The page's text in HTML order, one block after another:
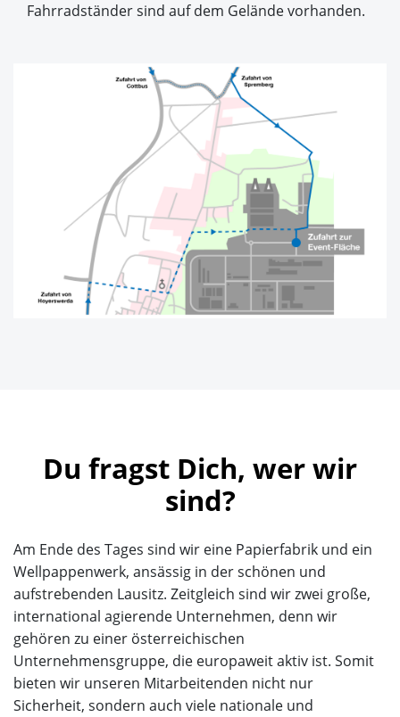
Fahrradständer sind auf dem Gelände vorhanden.
Show larger version
Du fragst Dich, wer wir
sind?
Am Ende des Tages sind wir eine Papierfabrik und ein
Wellpappenwerk, ansässig in der schönen und
aufstrebenden Lausitz. Zeitgleich sind wir zwei große,
international agierende Unternehmen, denn wir
gehören zu einer österreichischen
Unternehmensgruppe, die europaweit aktiv ist. Somit
bieten wir unseren Mitarbeitenden nicht nur
Sicherheit, sondern auch viele nationale und